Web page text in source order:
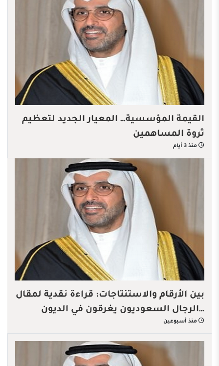
القيمة المؤسسية… المعيار الجديد لتعظيم
ثروة المساهمين
منذ 3 أيام
بين الأرقام والاستنتاجات: قراءة نقدية لمقال
…الرجال السعوديون يغرقون في الديون
منذ أسبوعين